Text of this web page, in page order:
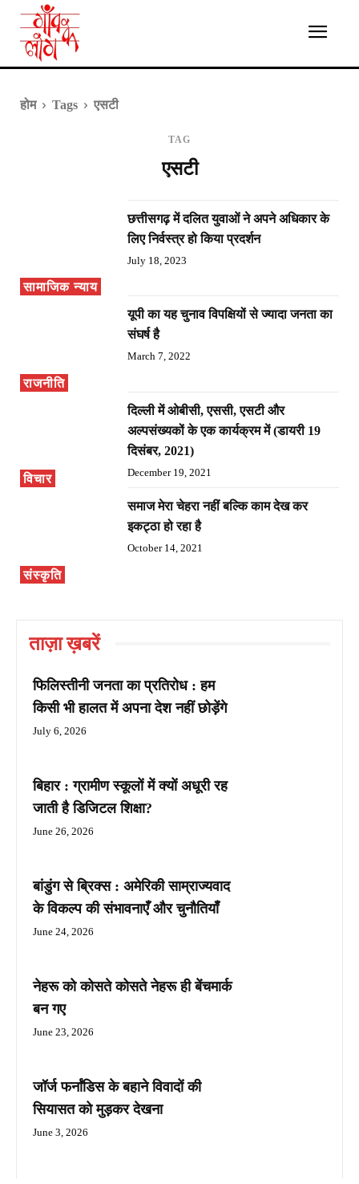
होम Tags एसटी
TAG
एसटी
सामाजिक न्याय
छत्तीसगढ़ में दलित युवाओं ने अपने अधिकार के
लिए निर्वस्त्र हो किया प्रदर्शन
July 18, 2023
राजनीति
यूपी का यह चुनाव विपक्षियों से ज्यादा जनता का
संघर्ष है
March 7, 2022
विचार
दिल्ली में ओबीसी, एससी, एसटी और
अल्पसंख्यकों के एक कार्यक्रम में (डायरी 19
दिसंबर, 2021)
December 19, 2021
संस्कृति
समाज मेरा चेहरा नहीं बल्कि काम देख कर
इकट्ठा हो रहा है
October 14, 2021
ताज़ा ख़बरें
फिलिस्तीनी जनता का प्रतिरोध : हम
किसी भी हालत में अपना देश नहीं छोड़ेंगे
July 6, 2026
बिहार : ग्रामीण स्कूलों में क्यों अधूरी रह
जाती है डिजिटल शिक्षा?
June 26, 2026
बांडुंग से ब्रिक्स : अमेरिकी साम्राज्यवाद
के विकल्प की संभावनाएँ और चुनौतियाँ
June 24, 2026
नेहरू को कोसते कोसते नेहरू ही बेंचमार्क
बन गए
June 23, 2026
जॉर्ज फर्नांडिस के बहाने विवादों की
सियासत को मुड़कर देखना
June 3, 2026